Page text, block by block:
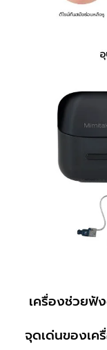
เครื่องช่วยฟั
จุดเด่นของเ